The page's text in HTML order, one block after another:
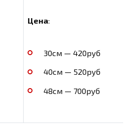
Цена:
30см — 420руб
40см — 520руб
48см — 700руб